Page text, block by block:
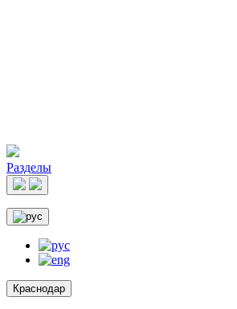
Разделы
Краснодар